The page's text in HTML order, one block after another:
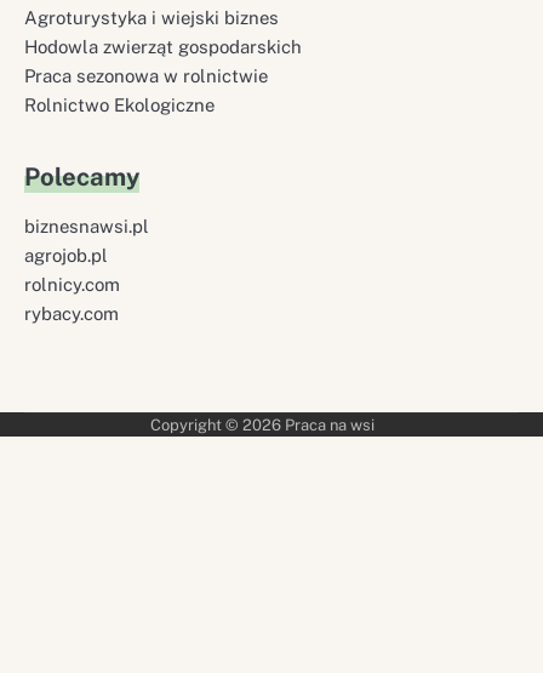
Agroturystyka i wiejski biznes
Hodowla zwierząt gospodarskich
Praca sezonowa w rolnictwie
Rolnictwo Ekologiczne
Polecamy
biznesnawsi.pl
agrojob.pl
rolnicy.com
rybacy.com
Copyright © 2026 Praca na wsi